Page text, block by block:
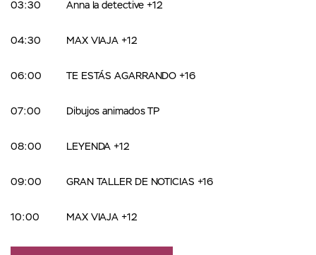
03:30 Anna la detective +12
04:30 MAX VIAJA +12
06:00 TE ESTÁS AGARRANDO +16
07:00 Dibujos animados TP
08:00 LEYENDA +12
09:00 GRAN TALLER DE NOTICIAS +16
10:00 MAX VIAJA +12